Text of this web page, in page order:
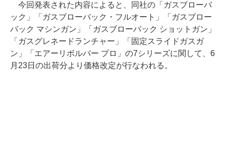
今回発表された内容によると、同社の「ガスブローバ
ック」「ガスブローバック・フルオート」「ガスブロー
バック マシンガン」「ガスブローバック ショットガン」
「ガスグレネードランチャー」「固定スライドガスガ
ン」「エアーリボルバー プロ」の7シリーズに関して、6
月23日の出荷分より価格改定が行なわれる。